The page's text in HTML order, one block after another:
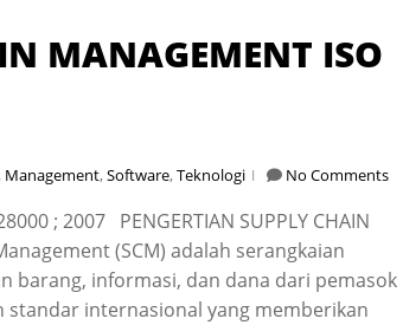
MANAGEMENT ISO
Management,Software,Teknologi No Comments
; 2007 PENGERTIAN SUPPLY CHAIN
(SCM) adalah serangkaian
barang, informasi, dan dana dari pemasok
standar internasional yang memberikan